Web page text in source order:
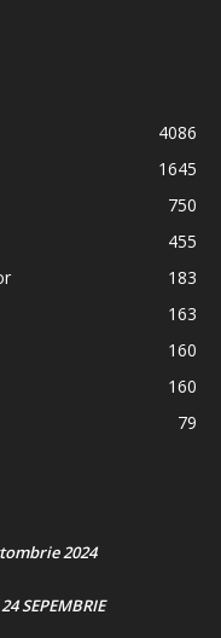
4086
1645
750
455
183
163
160
160
79
2024
SEPEMBRIE